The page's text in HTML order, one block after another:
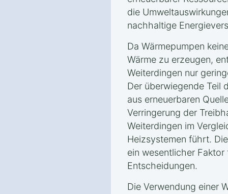
die
nachhaltige
Da Wärmepumpen
Wärme zu erzeugen,
Weiterdingen nur
Der überwiegende Teil
aus erneuerbaren
Verringerung der
Weiterdingen im
Heizsystemen führt.
ein wesentlicher
Entscheidungen.
Die Verwendung einer